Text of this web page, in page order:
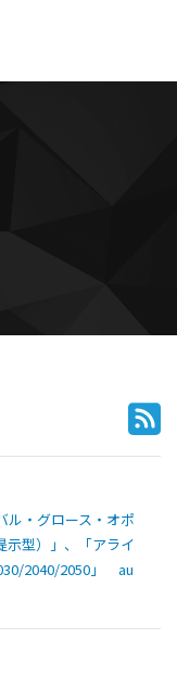
ル・グロース・オポ
示型）」、「アライ
2040/2050」 au